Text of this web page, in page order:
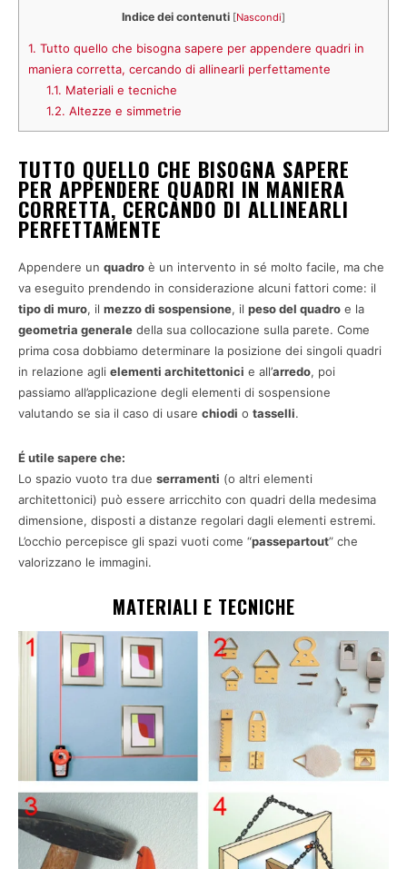
Indice dei contenuti [Nascondi]
1. Tutto quello che bisogna sapere per appendere quadri in
maniera corretta, cercando di allinearli perfettamente
1.1. Materiali e tecniche
1.2. Altezze e simmetrie
TUTTO QUELLO CHE BISOGNA SAPERE
PER APPENDERE QUADRI IN MANIERA
CORRETTA, CERCANDO DI ALLINEARLI
PERFETTAMENTE
Appendere un quadro è un intervento in sé molto facile, ma che
va eseguito prendendo in considerazione alcuni fattori come: il
tipo di muro, il mezzo di sospensione, il peso del quadro e la
geometria generale della sua collocazione sulla parete. Come
prima cosa dobbiamo determinare la posizione dei singoli quadri
in relazione agli elementi architettonici e all’arredo, poi
passiamo all’applicazione degli elementi di sospensione
valutando se sia il caso di usare chiodi o tasselli.
É utile sapere che:
Lo spazio vuoto tra due serramenti (o altri elementi
architettonici) può essere arricchito con quadri della medesima
dimensione, disposti a distanze regolari dagli elementi estremi.
L’occhio percepisce gli spazi vuoti come “passepartout” che
valorizzano le immagini.
MATERIALI E TECNICHE